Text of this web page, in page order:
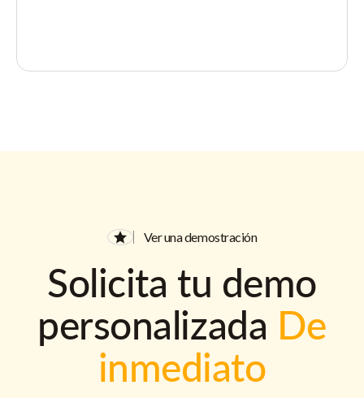
Ver una demostración
Solicita tu demo
personalizada De
inmediato